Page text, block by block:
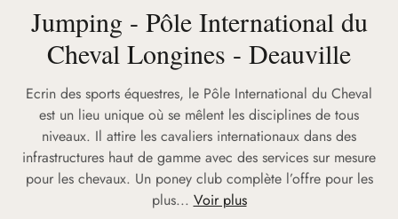
Jumping - Pôle International du
Cheval Longines - Deauville
Ecrin des sports équestres, le Pôle International du Cheval
est un lieu unique où se mêlent les disciplines de tous
niveaux. Il attire les cavaliers internationaux dans des
infrastructures haut de gamme avec des services sur mesure
pour les chevaux. Un poney club complète l’offre pour les
plus... Voir plus